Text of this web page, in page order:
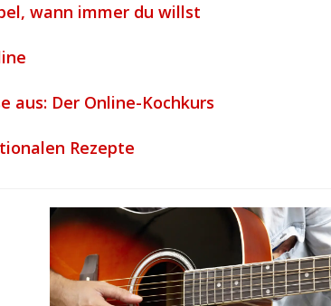
wann immer du willst
aus: Der Online-Kochkurs
Rezepte